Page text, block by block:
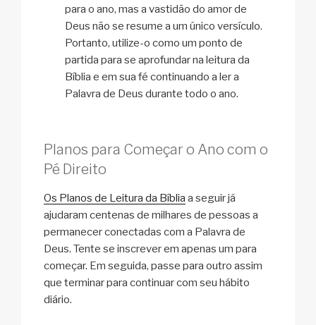
para o ano, mas a vastidão do amor de
Deus não se resume a um único versículo.
Portanto, utilize-o como um ponto de
partida para se aprofundar na leitura da
Bíblia e em sua fé continuando a ler a
Palavra de Deus durante todo o ano.
Planos para Começar o Ano com o
Pé Direito
Os Planos de Leitura da Bíblia a seguir já
ajudaram centenas de milhares de pessoas a
permanecer conectadas com a Palavra de
Deus. Tente se inscrever em apenas um para
começar. Em seguida, passe para outro assim
que terminar para continuar com seu hábito
diário.